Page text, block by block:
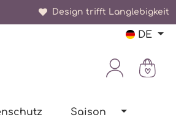
Design trifft Langlebigkeit
DE
Saison